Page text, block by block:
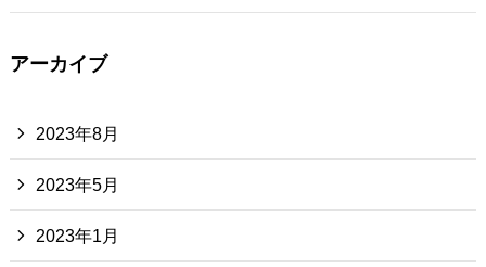
アーカイブ
2023年8月
2023年5月
2023年1月